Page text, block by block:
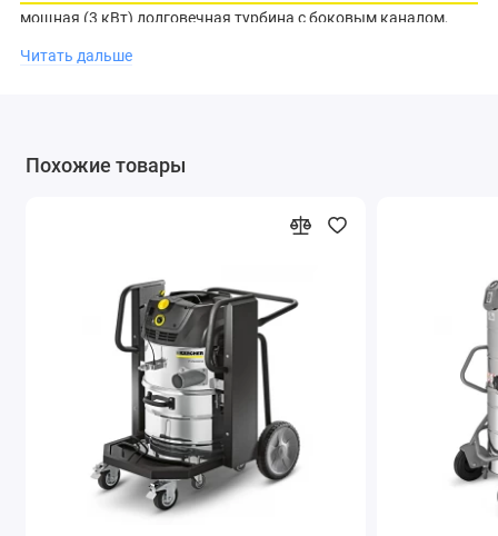
мощная (3 кВт) долговечная турбина с боковым каналом,
гранулятов и другого мусора.
частиц, так как отсутствует специальный фильтр для сбора
уровень шума, простое и удобное интуитивное управление.
Компактность в сочетании с прочностью материалов и
высокими рабочими характеристиками обеспечивают
эффективное решение широкого спектра задач уборки.
Примечание:
Читать дальше
Похожие товары